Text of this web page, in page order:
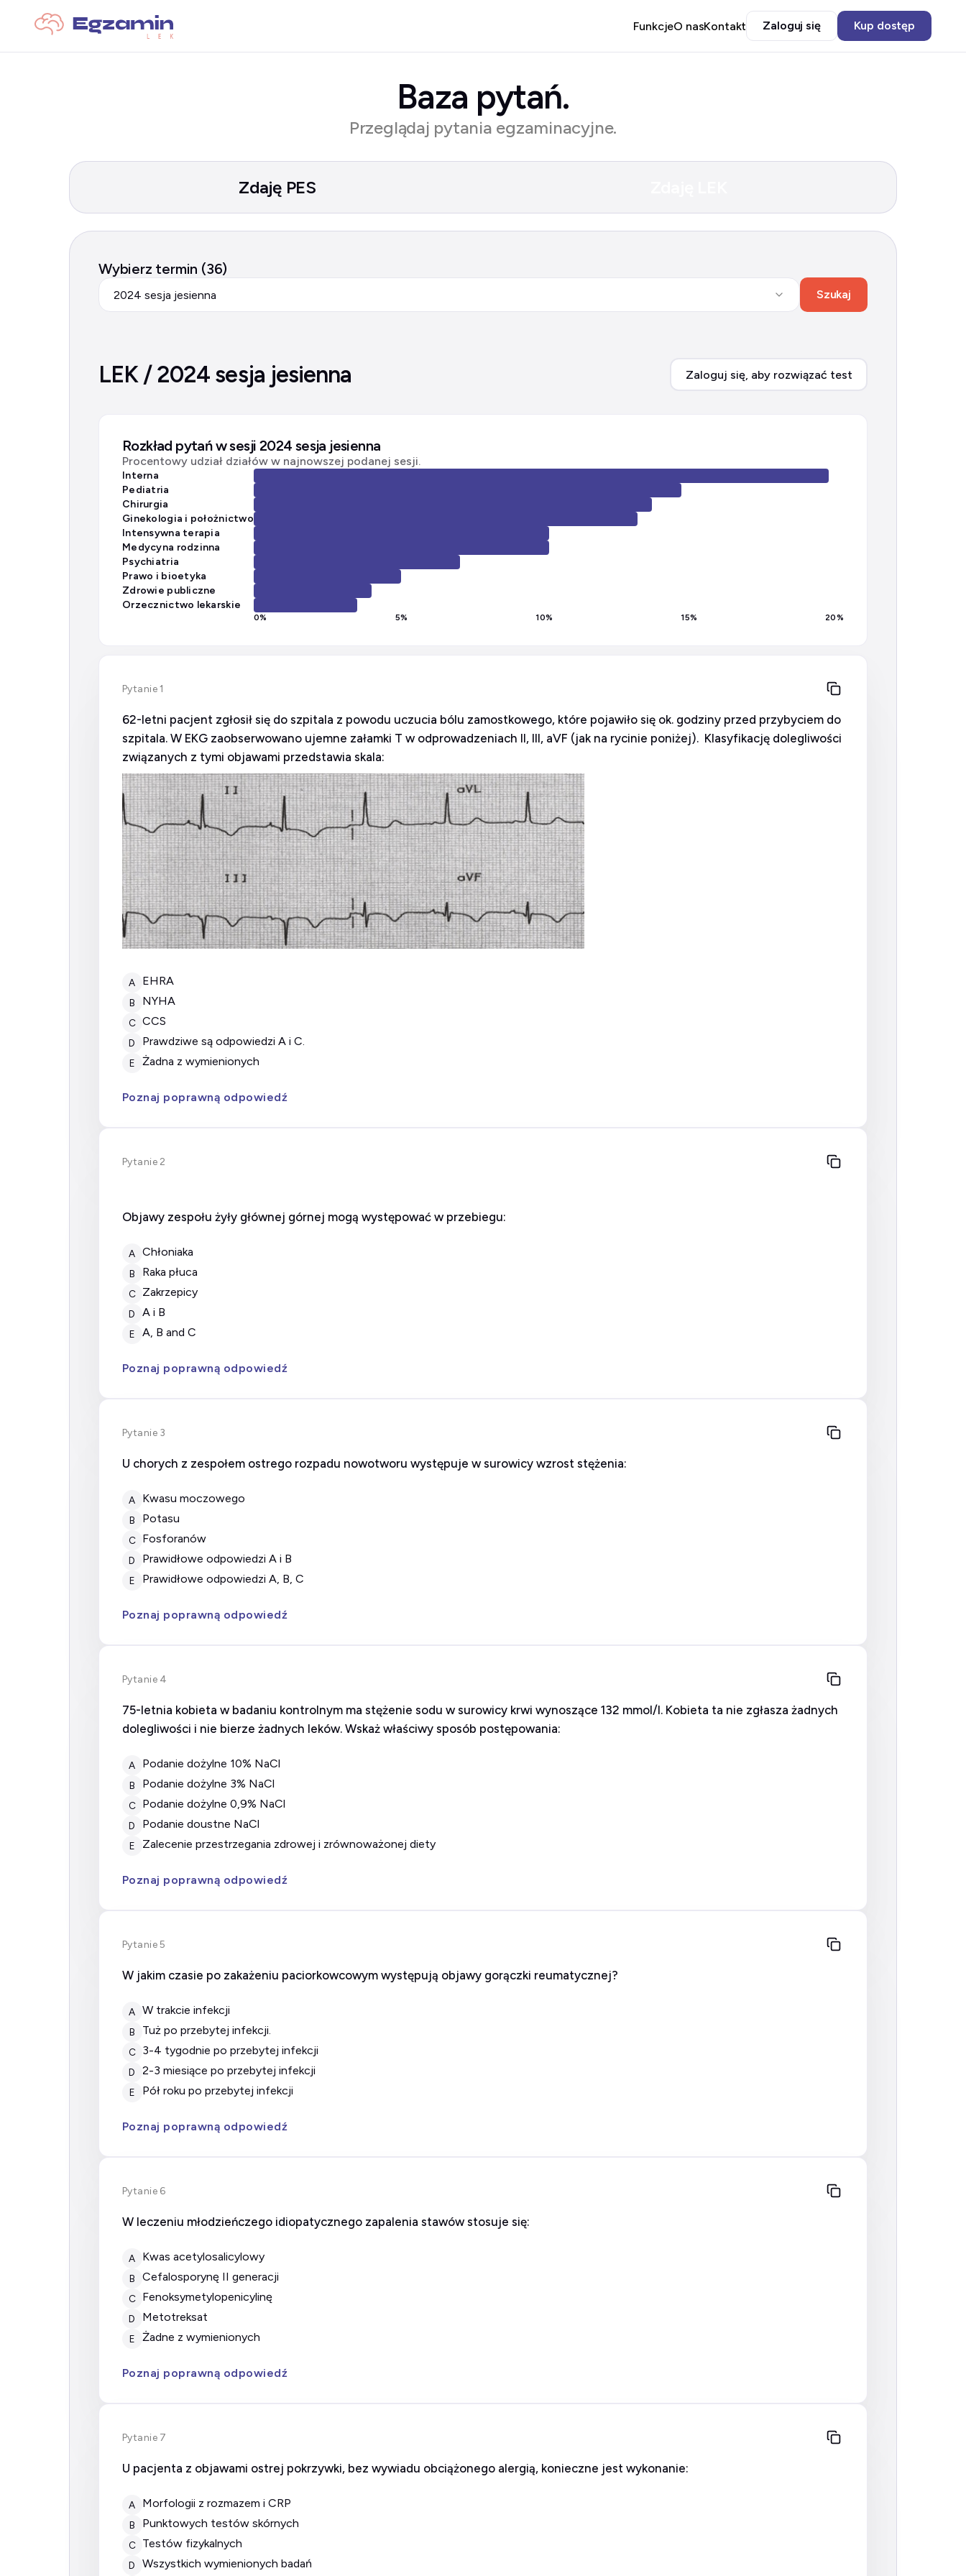
FunkcjeO nasKontakt Zaloguj się Kup dostęp
Baza pytań.
Przeglądaj pytania egzaminacyjne.
Zdaję PES
Wybierz termin (36)
2024 sesja jesienna Szukaj
LEK / 2024 sesja jesienna Zaloguj się, aby rozwiązać test
Rozkład pytań w sesji 2024 sesja jesienna
Procentowy udział działów w najnowszej podanej sesji.
Interna
Pediatria
Chirurgia
Ginekologia i położnictwo
Intensywna terapia
Medycyna rodzinna
Psychiatria
Prawo i bioetyka
Zdrowie publiczne
Orzecznictwo lekarskie
0% 5% 10% 15% 20%
Pytanie 1
62-letni pacjent zgłosił się do szpitala z powodu uczucia bólu zamostkowego, które pojawiło się ok. godziny przed przybyciem do
szpitala. W EKG zaobserwowano ujemne załamki T w odprowadzeniach II, III, aVF (jak na rycinie poniżej). Klasyfikację dolegliwości
związanych z tymi objawami przedstawia skala:
A EHRA
B NYHA
C CCS
D prawdziwe są odpowiedzi A i C.
E żadna z wymienionych
Poznaj poprawną odpowiedź
Pytanie 2
Objawy zespołu żyły głównej górnej mogą występować w przebiegu:
A chłoniaka
B raka płuca
C zakrzepicy
D A i B
E A, B and C
Poznaj poprawną odpowiedź
Pytanie 3
U chorych z zespołem ostrego rozpadu nowotworu występuje w surowicy wzrost stężenia:
A kwasu moczowego
B potasu
C fosforanów
D prawidłowe odpowiedzi A i B
E prawidłowe odpowiedzi A, B, C
Poznaj poprawną odpowiedź
Pytanie 4
75-letnia kobieta w badaniu kontrolnym ma stężenie sodu w surowicy krwi wynoszące 132 mmol/l. Kobieta ta nie zgłasza żadnych
dolegliwości i nie bierze żadnych leków. Wskaż właściwy sposób postępowania:
A Podanie dożylne 10% NaCl
B Podanie dożylne 3% NaCl
C Podanie dożylne 0,9% NaCl
D Podanie doustne NaCl
E Zalecenie przestrzegania zdrowej i zrównoważonej diety
Poznaj poprawną odpowiedź
Pytanie 5
W jakim czasie po zakażeniu paciorkowcowym występują objawy gorączki reumatycznej?
A w trakcie infekcji
B tuż po przebytej infekcji.
C 3-4 tygodnie po przebytej infekcji
D 2-3 miesiące po przebytej infekcji
E pół roku po przebytej infekcji
Poznaj poprawną odpowiedź
Pytanie 6
W leczeniu młodzieńczego idiopatycznego zapalenia stawów stosuje się:
A kwas acetylosalicylowy
B cefalosporynę II generacji
C fenoksymetylopenicylinę
D metotreksat
E żadne z wymienionych
Poznaj poprawną odpowiedź
Pytanie 7
U pacjenta z objawami ostrej pokrzywki, bez wywiadu obciążonego alergią, konieczne jest wykonanie:
A morfologii z rozmazem i CRP
B punktowych testów skórnych
C testów fizykalnych
D wszystkich wymienionych badań